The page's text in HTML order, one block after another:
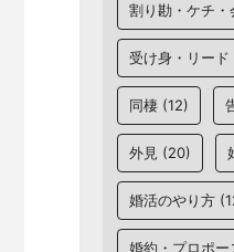
割り勘・ケチ・
受け身・リード
同棲 (12)
外見 (20)
婚活のやり方
婚約・プロポー